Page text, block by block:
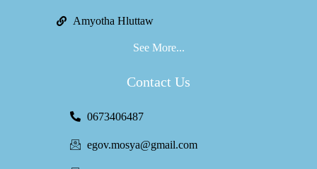
Amyotha Hluttaw
See More...
Contact Us
0673406487
egov.mosya@gmail.com